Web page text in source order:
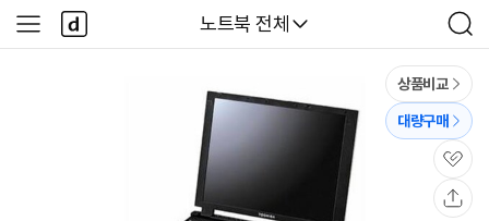
다나와
노트북 전체
검
색
사
이
다
나
와
상품비교
대량구매
관
심